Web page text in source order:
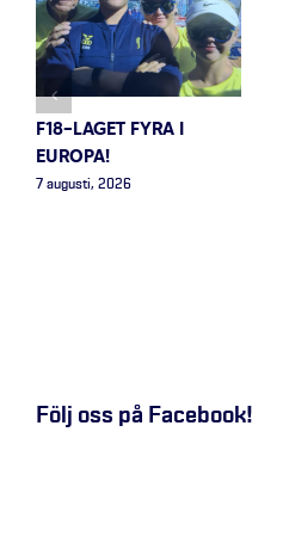
F18-LAGET FYRA I
EUROPA!
7 augusti, 2026
Följ oss på Facebook!